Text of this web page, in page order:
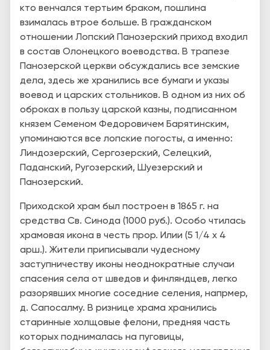
кто венчался тертьим браком, пошлина
взималась втрое больше. В гражданском
отношении Лопский Панозерский приход входил
в состав Олонецкого воеводства. В трапезе
Панозерской церкви обсуждались все земские
дела, здесь же хранились все бумаги и указы
воевод и царских стольников. В одном из них об
оброках в пользу царской казны, подписанном
князем Семеном Федоровичем Барятинским,
упоминаются все лопские погосты, а именно:
Линдозерский, Сергозерский, Селецкий,
Паданский, Ругозерский, Шуезерский и
Панозерский.
Приходской храм был построен в 1865 г. на
средства Св. Синода (1000 руб.). Особо чтилась
храмовая икона в честь прор. Илии (5 1/4 х 4
арш.). Жители приписывали чудесному
заступничеству иконы неоднократные случаи
спасения села от шведов и финляндцев, легко
разорявших многие соседние селения, напрмер,
д. Сапосалму. В ризнице храма хранились
старинные холщовые фелони, предняя часть
которых поднималась на пуговицы,